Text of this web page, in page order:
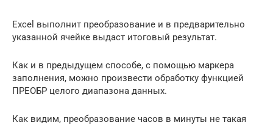
Excel выполнит преобразование и в предварительно
указанной ячейке выдаст итоговый результат.
Как и в предыдущем способе, с помощью маркера
заполнения, можно произвести обработку функцией
ПРЕОБР целого диапазона данных.
Как видим, преобразование часов в минуты не такая